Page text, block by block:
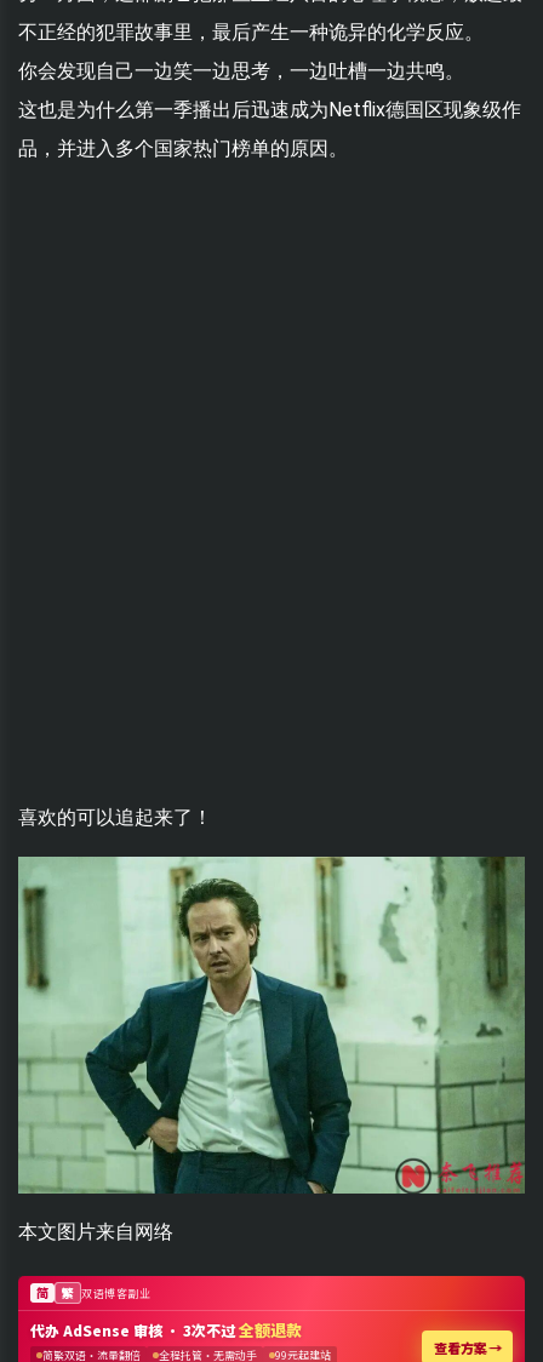
不正经的犯罪故事里，最后产生一种诡异的化学反应。
你会发现自己一边笑一边思考，一边吐槽一边共鸣。
这也是为什么第一季播出后迅速成为Netflix德国区现象级作
品，并进入多个国家热门榜单的原因。
喜欢的可以追起来了！
本文图片来自网络